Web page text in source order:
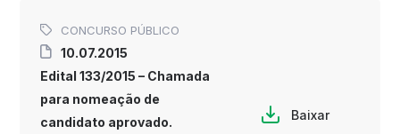
CONCURSO PÚBLICO
10.07.2015
Edital 133/2015 – Chamada
para nomeação de
candidato aprovado.
Baixar